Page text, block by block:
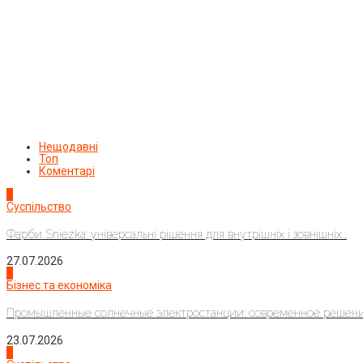
Нещодавні
Топ
Коментарі
Суспільство
Фарби Sniezka: універсальні рішення для внутрішніх і зовнішніх...
27.07.2026
Бізнес та економіка
Промышленные солнечные электростанции: современное
23.07.2026